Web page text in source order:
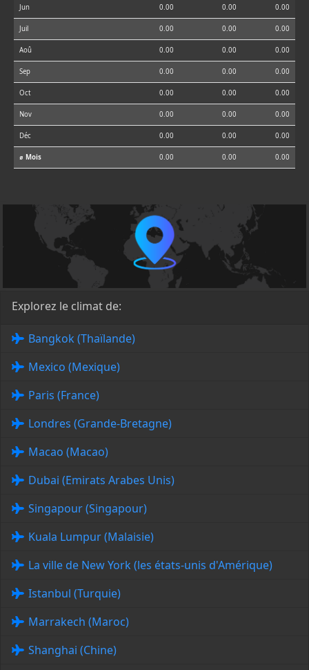
Jun 0.00 0.00 0.00
Juil 0.00 0.00 0.00
Aoû 0.00 0.00 0.00
Sep 0.00 0.00 0.00
Oct 0.00 0.00 0.00
Nov 0.00 0.00 0.00
Déc 0.00 0.00 0.00
⌀ Mois 0.00 0.00 0.00
Explorez le climat de:
Bangkok (Thaïlande)
Mexico (Mexique)
Paris (France)
Londres (Grande-Bretagne)
Macao (Macao)
Dubai (Emirats Arabes Unis)
Singapour (Singapour)
Kuala Lumpur (Malaisie)
La ville de New York (les états-unis d'Amérique)
Istanbul (Turquie)
Marrakech (Maroc)
Shanghai (Chine)